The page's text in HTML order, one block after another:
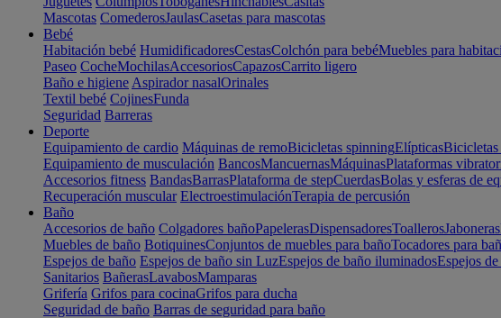
Mascotas ComederosJaulasCasetas para mascotas
Bebé
Habitación bebé HumidificadoresCestasColchón para bebéMuebles para
Paseo CocheMochilasAccesoriosCapazosCarrito ligero
Baño e higiene Aspirador nasalOrinales
Textil bebé CojinesFunda
Seguridad Barreras
Deporte
Equipamiento de cardio Máquinas de remoBicicletas spinningElípticasBicicletas
Equipamiento de musculación BancosMancuernasMáquinasPlataformas
Accesorios fitness BandasBarrasPlataforma de stepCuerdasBolas y esferas de
Recuperación muscular ElectroestimulaciónTerapia de percusión
Baño
Accesorios de baño Colgadores bañoPapelerasDispensadoresToallerosJaboneras
Muebles de baño BotiquinesConjuntos de muebles para bañoTocadores para
Espejos de baño Espejos de baño sin LuzEspejos de baño iluminadosEspejos
Sanitarios BañerasLavabosMamparas
Grifería Grifos para cocinaGrifos para ducha
Seguridad de baño Barras de seguridad para baño